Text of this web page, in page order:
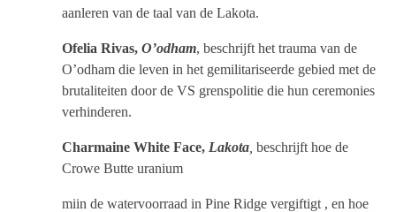
aanleren van de taal van de Lakota.
Ofelia Rivas, O’odham, beschrijft het trauma van de
O’odham die leven in het gemilitariseerde gebied met de
brutaliteiten door de VS grenspolitie die hun ceremonies
verhinderen.
Charmaine White Face, Lakota beschrijft hoe de
Crowe Butte uranium
miin de watervoorraad in Pine Ridge vergiftigt , en hoe